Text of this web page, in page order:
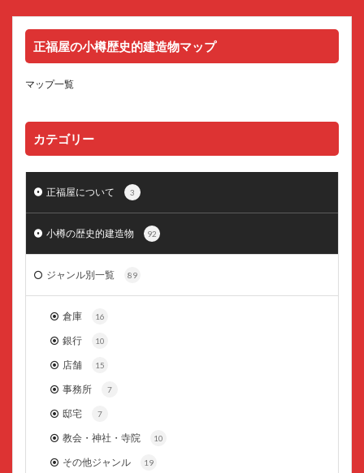
正福屋の小樽歴史的建造物マップ
マップ一覧
カテゴリー
正福屋について 3
小樽の歴史的建造物 92
ジャンル別一覧 89
倉庫 16
銀行 10
店舗 15
事務所 7
邸宅 7
教会・神社・寺院 10
その他ジャンル 19